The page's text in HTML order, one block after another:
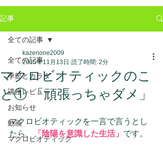
記事
全ての記事
季節とカラダ
講座レビュー
お知らせ
動画
マクロビオティック
全ての記事
マクロビオティックのこ
と① 「頑張っちゃダメ」
kazenone2009
2015年11月13日 読了時間: 2分
マクロビオティックを一言で言うとし
たら、
「陰陽を意識した生活」 です。